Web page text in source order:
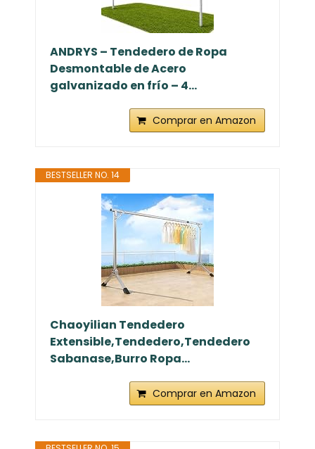
ANDRYS – Tendedero de Ropa
Desmontable de Acero
galvanizado en frío – 4...
Comprar en Amazon
BESTSELLER NO. 14
Chaoyilian Tendedero
Extensible,Tendedero,Tendedero
Sabanase,Burro Ropa...
Comprar en Amazon